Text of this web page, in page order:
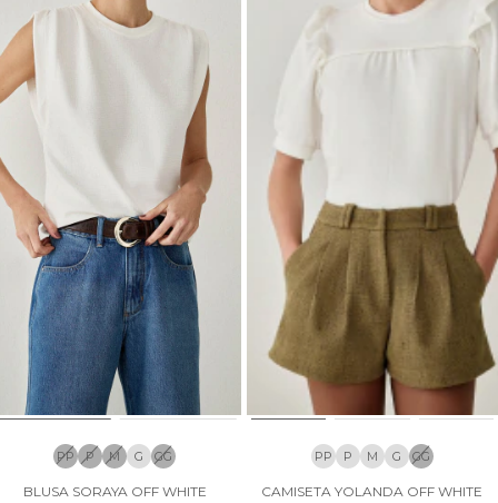
PP P M G GG
BLUSA SORAYA OFF WHITE
PP P M G GG
CAMISETA YOLANDA OFF WHITE